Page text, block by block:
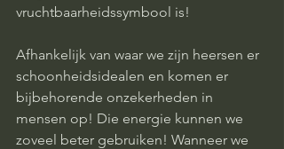
vruchtbaarheidssymbool is!
Afhankelijk van waar we zijn heersen er
schoonheidsidealen en komen er
bijbehorende onzekerheden in
mensen op! Die energie kunnen we
zoveel beter gebruiken! Wanneer we